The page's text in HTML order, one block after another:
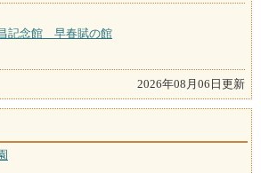
記念館 早春賦の館
2026年08月06日更新